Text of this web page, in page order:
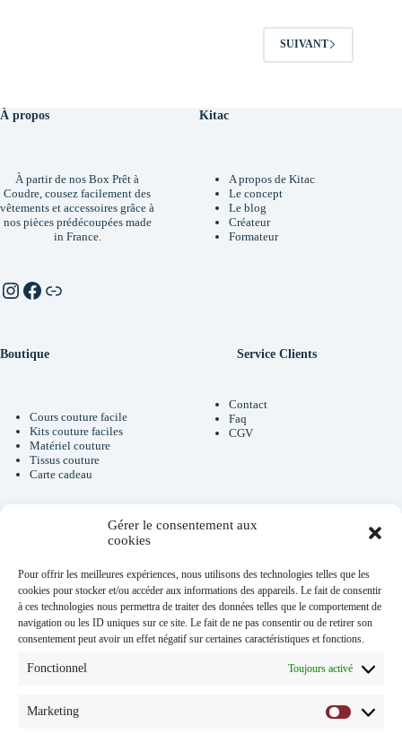
Gérer le consentement aux
cookies
Pour offrir les meilleures expériences, nous utilisons des technologies telles que les
cookies pour stocker et/ou accéder aux informations des appareils. Le fait de consentir
à ces technologies nous permettra de traiter des données telles que le comportement de
navigation ou les ID uniques sur ce site. Le fait de ne pas consentir ou de retirer son
consentement peut avoir un effet négatif sur certaines caractéristiques et fonctions.
Fonctionnel Toujours activé
Marketing
SUIVANT
À propos
À partir de nos Box Prêt à
Coudre, cousez facilement des
vêtements et accessoires grâce à
nos pièces prédécoupées made
in France.
Instagram
Facebook
Linktr.ee
Kitac
A propos de Kitac
Le concept
Le blog
Créateur
Formateur
Boutique
Cours couture facile
Kits couture faciles
Matériel couture
Tissus couture
Carte cadeau
Service Clients
Contact
Faq
CGV
Je m'inscris à la newsletter et je
renseigne mon Email
Email
politique de